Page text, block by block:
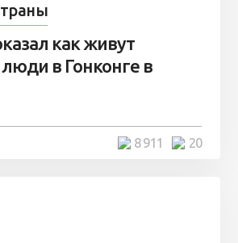
как живут
в Гонконге в
20
8 911